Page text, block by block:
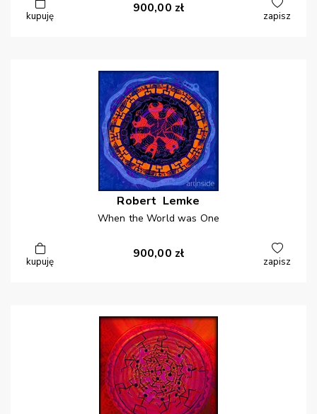
kupuję
900,00 zł
zapisz
Robert Lemke
When the World was One
kupuję
900,00 zł
zapisz